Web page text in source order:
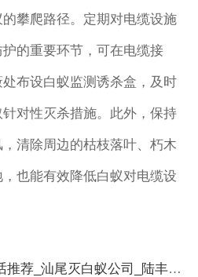
攀爬路径。定期对电缆设施
的重要环节，可在电缆接
布设白蚁监测诱杀盒，及时
对性灭杀措施。此外，保持
清除周边的枯枝落叶、朽木
也能有效降低白蚁对电缆设
陆丰市白蚁防治中心电话推荐_汕尾灭白蚁公司_陆丰市卫城白蚁防治有限公司